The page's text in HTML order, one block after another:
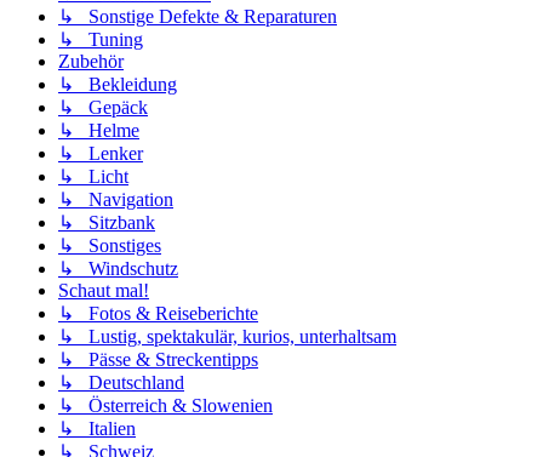
↳ Sonstige Defekte & Reparaturen
↳ Tuning
Zubehör
↳ Bekleidung
↳ Gepäck
↳ Helme
↳ Lenker
↳ Licht
↳ Navigation
↳ Sitzbank
↳ Sonstiges
↳ Windschutz
Schaut mal!
↳ Fotos & Reiseberichte
↳ Lustig, spektakulär, kurios, unterhaltsam
↳ Pässe & Streckentipps
↳ Deutschland
↳ Österreich & Slowenien
↳ Italien
↳ Schweiz